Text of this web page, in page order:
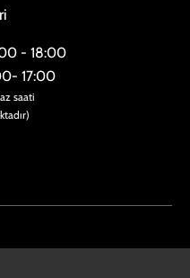
- 18:00
17:00
saati